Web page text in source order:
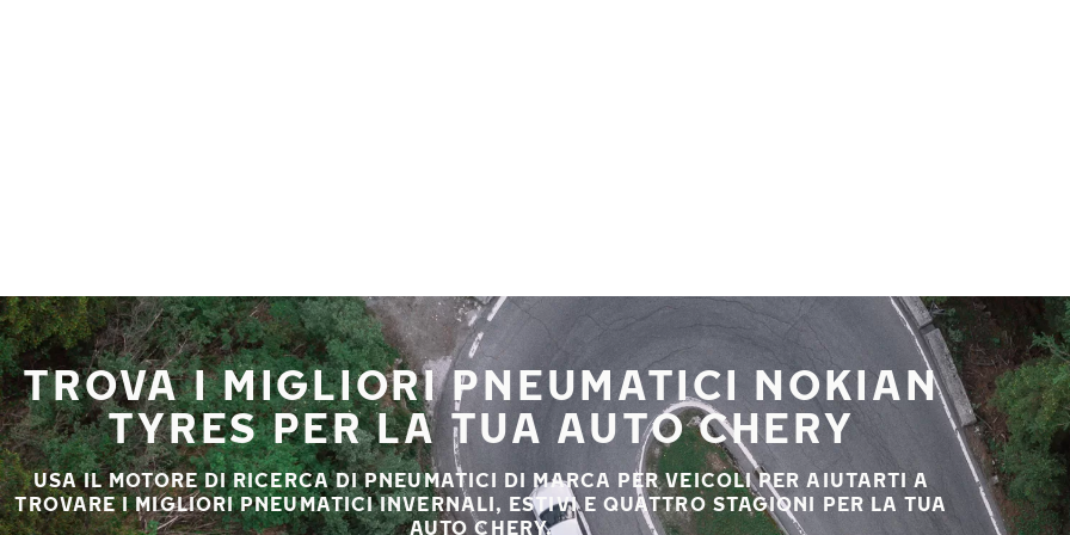
TROVA I MIGLIORI PNEUMATICI NOKIAN
TYRES PER LA TUA AUTO CHERY
USA IL MOTORE DI RICERCA DI PNEUMATICI DI MARCA PER VEICOLI PER AIUTARTI A
TROVARE I MIGLIORI PNEUMATICI INVERNALI, ESTIVI E QUATTRO STAGIONI PER LA TUA
AUTO CHERY.